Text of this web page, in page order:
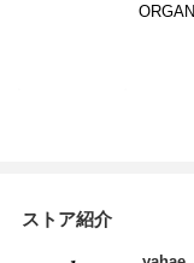
ストア紹介